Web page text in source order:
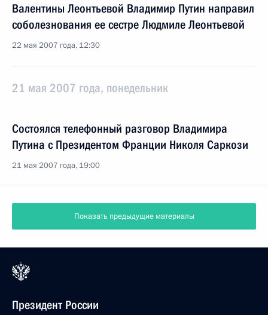
Валентины Леонтьевой Владимир Путин направил
соболезнования ее сестре Людмиле Леонтьевой
22 мая 2007 года, 12:30
21 мая 2007 года, понедельник
Состоялся телефонный разговор Владимира
Путина с Президентом Франции Николя Саркози
21 мая 2007 года, 19:00
Показать предыдущие материалы
Президент России